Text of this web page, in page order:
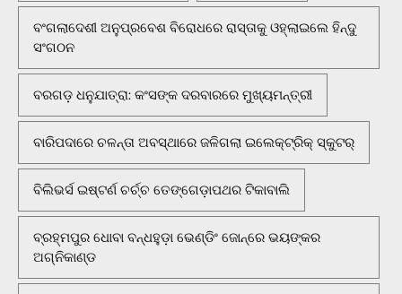
ବଂଗଲାଦେଶୀ ଅନୁପ୍ରବେଶ ବିରୋଧରେ ରାସ୍ତାକୁ ଓହ୍ଲାଇଲେ ହିନ୍ଦୁ
ସଂଗଠନ
ବରଗଡ଼ ଧନୁଯାତ୍ରା: କଂସଙ୍କ ଦରବାରରେ ମୁଖ୍ୟମନ୍ତ୍ରୀ
ବାରିପଦାରେ ଚଳନ୍ତା ଅବସ୍ଥାରେ ଜଳିଗଲା ଇଲେକ୍ଟ୍ରିକ୍ ସ୍କୁଟର୍
ବିଲିଭର୍ସ ଇଷ୍ଟର୍ଣ ଚର୍ଚ୍ଚ ତେଙ୍ଗେଡ଼ାପଥର ଟିକାବାଲି
ବ୍ରହ୍ମପୁର ଧୋବା ବନ୍ଧହୁଡ଼ା ଭେଣ୍ଡିଂ ଜୋନ୍‌ରେ ଭୟଙ୍କର
ଅଗ୍ନିକାଣ୍ଡ